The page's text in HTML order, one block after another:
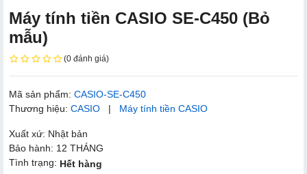
Máy tính tiền CASIO SE-C450 (Bỏ
mẫu)
(0 đánh giá)
Mã sản phẩm: CASIO-SE-C450
Thương hiệu: CASIO | Máy tính tiền CASIO
Xuất xứ: Nhật bản
Bảo hành: 12 THÁNG
Tình trạng: Hết hàng